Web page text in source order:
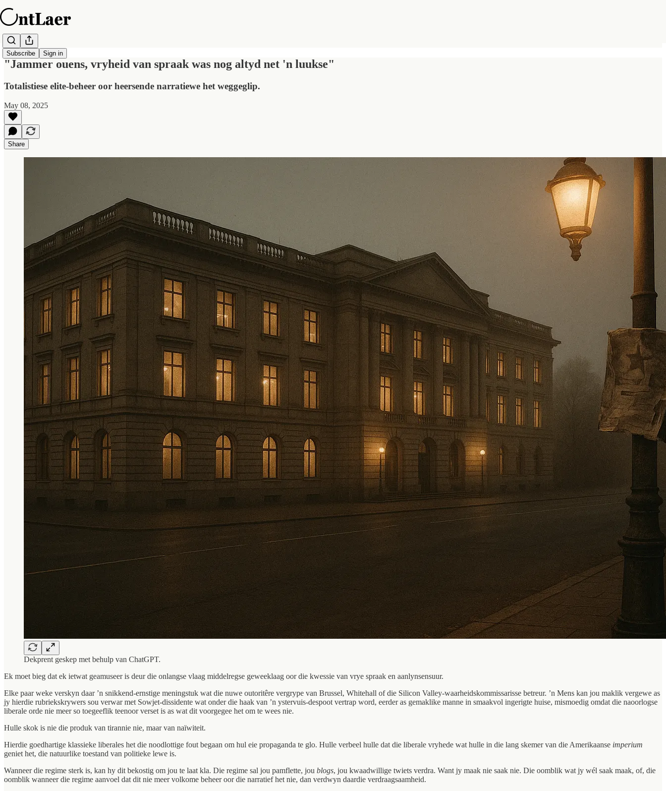
Subscribe Sign in
"Jammer ouens, vryheid van spraak was nog altyd net 'n luukse"
Totalistiese elite-beheer oor heersende narratiewe het weggeglip.
May 08, 2025
Share
Dekprent geskep met behulp van ChatGPT.
Ek moet bieg dat ek ietwat geamuseer is deur die onlangse vlaag middelregse geweeklaag oor die kwessie van vrye spraak en aanlynsensuur.
Elke paar weke verskyn daar ’n snikkend-ernstige meningstuk wat die nuwe outoritêre vergrype van Brussel, Whitehall of die Silicon Valley-waarheidskommissarisse betreur. ’n Mens kan jou maklik vergewe as
jy hierdie rubriekskrywers sou verwar met Sowjet-dissidente wat onder die haak van ’n ystervuis-despoot vertrap word, eerder as gemaklike manne in smaakvol ingerigte huise, mismoedig omdat die naoorlogse
liberale orde nie meer so toegeeflik teenoor verset is as wat dit voorgegee het om te wees nie.
Hulle skok is nie die produk van tirannie nie, maar van naïwiteit.
Hierdie goedhartige klassieke liberales het die noodlottige fout begaan om hul eie propaganda te glo. Hulle verbeel hulle dat die liberale vryhede wat hulle in die lang skemer van die Amerikaanse imperium
geniet het, die natuurlike toestand van politieke lewe is.
Wanneer die regime sterk is, kan hy dit bekostig om jou te laat kla. Die regime sal jou pamflette, jou blogs, jou kwaadwillige twiets verdra. Want jy maak nie saak nie. Die oomblik wat jy wél saak maak, of, die
oomblik wanneer die regime aanvoel dat dit nie meer volkome beheer oor die narratief het nie, dan verdwyn daardie verdraagsaamheid.